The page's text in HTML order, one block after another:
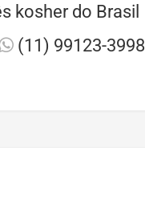
kosher do Brasil
(11) 99123-3998